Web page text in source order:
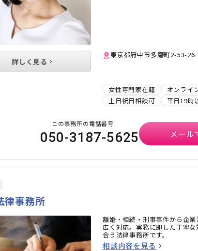
東京都府中市多磨町2-53-26
女性専門家在籍 オンライ
土日祝日相談可
平日19時
詳しく見る
この事務所の電話番号
050-3187-5625 メール
律事務所
離婚・相続・刑事事件から企
広く対応。実務に即した丁寧
合う法律事務所です。
相談内容を見る